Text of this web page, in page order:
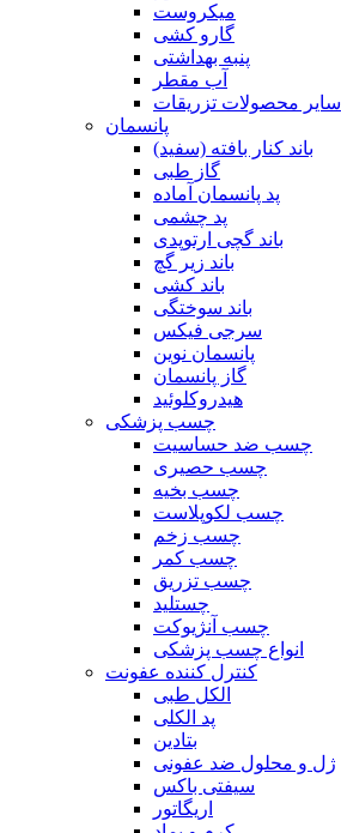
میکروست
گارو کشی
پنبه بهداشتی
آب مقطر
سایر محصولات تزریقات
پانسمان
باند کنار بافته (سفید)
گاز طبی
پد پانسمان آماده
پد چشمی
باند گچی ارتوپدی
باند زیر گچ
باند کشی
باند سوختگی
سرجی فیکس
پانسمان نوین
گاز پانسمان
هیدروکلوئید
چسب پزشکی
چسب ضد حساسیت
چسب حصیری
چسب بخیه
چسب لکوپلاست
چسب زخم
چسب کمر
چسب تزریق
چستلید
چسب آنژیوکت
انواع چسب پزشکی
کنترل کننده عفونت
الکل طبی
پد الکلی
بتادین
ژل و محلول ضد عفونی
سیفتی باکس
اریگاتور